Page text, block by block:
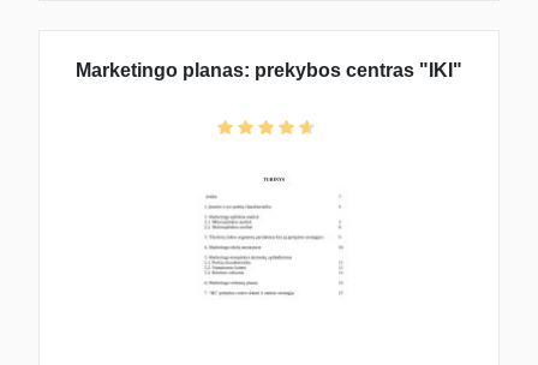
Marketingo planas: prekybos centras "IKI"